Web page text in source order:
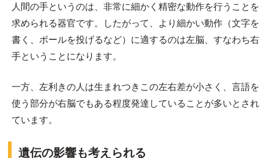
人間の手というのは、非常に細かく精密な動作を行うことを
求められる器官です。したがって、より細かい動作（文字を
書く、ボールを投げるなど）に適するのは左脳、すなわち右
手ということになります。
一方、左利きの人は生まれつきこの左右差が小さく、言語を
使う部分が右脳でもある程度発達していることが多いとされ
ています。
遺伝の影響も考えられる